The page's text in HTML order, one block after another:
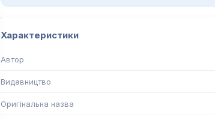
Характеристики
Автор
Видавництво
Оригінальна назва